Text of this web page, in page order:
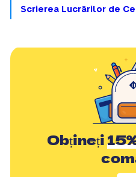
Scrierea Lucrărilor de
Obțineți